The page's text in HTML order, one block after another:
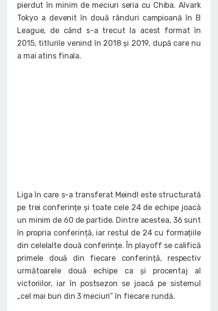
pierdut în minim de meciuri seria cu Chiba. Alvark
Tokyo a devenit în două rânduri campioană în B
League, de când s-a trecut la acest format în
2015, titlurile venind în 2018 și 2019, după care nu
a mai atins finala.
Liga în care s-a transferat Meindl este structurată
pe trei conferințe și toate cele 24 de echipe joacă
un minim de 60 de partide. Dintre acestea, 36 sunt
în propria conferință, iar restul de 24 cu formațiile
din celelalte două conferințe. În playoff se califică
primele două din fiecare conferință, respectiv
următoarele două echipe ca și procentaj al
victoriilor, iar în postsezon se joacă pe sistemul
„cel mai bun din 3 meciuri” în fiecare rundă.